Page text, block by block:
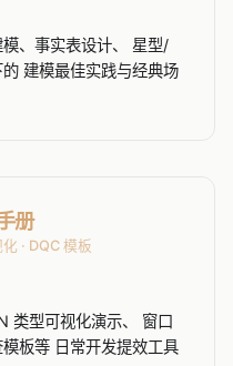
、事实表设计、 星型/
建模最佳实践与经典场
册
· DQC 模板
类型可视化演示、 窗口
板等 日常开发提效工具